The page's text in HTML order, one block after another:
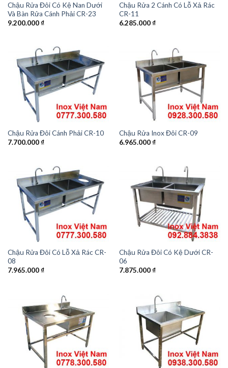
Chậu Rửa Đôi Có Kệ Nan Dưới
Và Bàn Rửa Cánh Phải CR-23
9.200.000₫
Chậu Rửa 2 Cánh Có Lỗ Xả Rác
CR-11
6.285.000₫
Chậu Rửa Đôi Cánh Phải CR-10
7.700.000₫
Chậu Rửa Inox Đôi CR-09
6.965.000₫
Chậu Rửa Đôi Có Lỗ Xả Rác CR-
08
7.965.000₫
Chậu Rửa Đôi Có Kệ Dưới CR-
06
7.875.000₫